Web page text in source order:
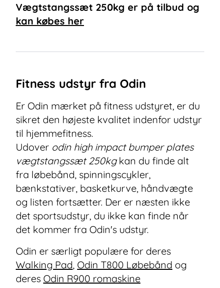
Vægtstangssæt 250kg er på tilbud og
kan købes her
Fitness udstyr fra Odin
Er Odin mærket på fitness udstyret, er du
sikret den højeste kvalitet indenfor udstyr
til hjemmefitness.
Udover odin high impact bumper plates
vægtstangssæt 250kgkan du finde alt
fra løbebånd, spinningscykler,
bænkstativer, basketkurve, håndvægte
og listen fortsætter. Der er næsten ikke
det sportsudstyr, du ikke kan finde når
det kommer fra Odin's udstyr.
Odin er særligt populære for deres
Walking Pad, Odin T800 Løbebånd og
deres Odin R900 romaskine